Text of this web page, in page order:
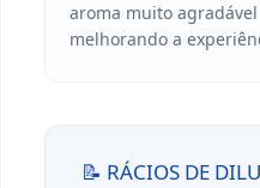
aroma muito
melhorando a
📝 RÁCIOS DE